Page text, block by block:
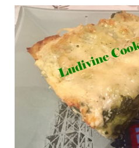
Burger
Publié le 04/12/